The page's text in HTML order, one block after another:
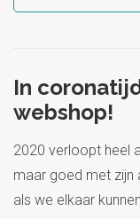
In
webshop!
2020 verloopt heel
maar goed met zijn
als we elkaar kunnen